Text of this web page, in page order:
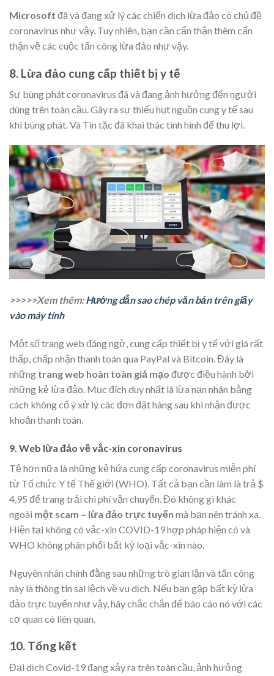
Microsoft đã và đang xử lý các chiến dịch lừa đảo có chủ đề
coronavirus như vậy. Tuy nhiên, bạn cần cẩn thận thêm cẩn
thận về các cuộc tấn công lừa đảo như vậy.
8. Lừa đảo cung cấp thiết bị y tế
Sự bùng phát coronavirus đã và đang ảnh hưởng đến người
dùng trên toàn cầu. Gây ra sự thiếu hụt nguồn cung y tế sau
khi bùng phát. Và Tin tặc đã khai thác tình hình để thu lợi.
>>>>>Xem thêm:Hướng dẫn sao chép văn bản trên giấy
vào máy tính
Một số trang web đáng ngờ, cung cấp thiết bị y tế với giá rất
thấp, chấp nhận thanh toán qua PayPal và Bitcoin. Đây là
những trang web hoàn toàn giả mạo được điều hành bởi
những kẻ lừa đảo. Mục đích duy nhất là lừa nạn nhân bằng
cách không cố ý xử lý các đơn đặt hàng sau khi nhận được
khoản thanh toán.
9. Web lừa đảo về vắc-xin coronavirus
Tệ hơn nữa là những kẻ hứa cung cấp coronavirus miễn phí
từ Tổ chức Y tế Thế giới (WHO). Tất cả bạn cần làm là trả $
4,95 để trang trải chi phí vận chuyển. Đó không gì khác
ngoài một scam – lừa đảo trực tuyến mà bạn nên tránh xa.
Hiện tại không có vắc-xin COVID-19 hợp pháp hiện có và
WHO không phân phối bất kỳ loại vắc-xin nào.
Nguyên nhân chính đằng sau những trò gian lận và tấn công
này là thông tin sai lệch về vụ dịch. Nếu bạn gặp bất kỳ lừa
đảo trực tuyến như vậy, hãy chắc chắn để báo cáo nó với các
cơ quan có liên quan.
10. Tổng kết
Đại dịch Covid-19 đang xảy ra trên toàn cầu, ảnh hưởng